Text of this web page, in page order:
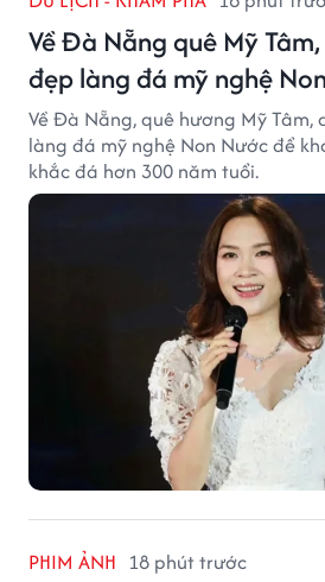
Về Đà Nẵng quê Mỹ
đẹp làng đá mỹ nghệ
Về Đà Nẵng, quê hương Mỹ Tâm,
làng đá mỹ nghệ Non Nước để
khắc đá hơn 300 năm tuổi.
PHIM ẢNH 18 phút trước